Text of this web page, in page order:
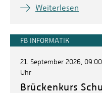
Weiterlesen
FB INFORMATIK
21. September 2026,
Uhr
Brückenkurs